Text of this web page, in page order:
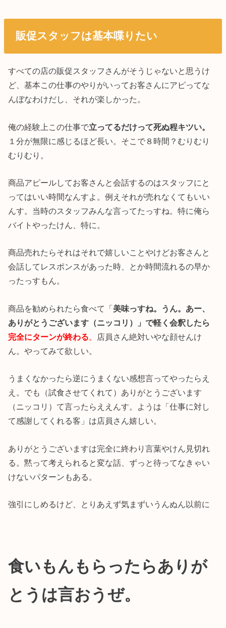
販促スタッフは基本喋りたい
すべての店の販促スタッフさんがそうじゃないと思うけ
ど、基本この仕事のやりがいってお客さんにアピってな
んぼなわけだし、それが楽しかった。
俺の経験上この仕事で立ってるだけって死ぬ程キツい。
１分が無限に感じるほど長い。そこで８時間？むりむり
むりむり。
商品アピールしてお客さんと会話するのはスタッフにと
ってはいい時間なんすよ。例えそれが売れなくてもいい
んす。当時のスタッフみんな言ってたっすね。特に俺ら
バイトやったけん、特に。
商品売れたらそれはそれで嬉しいことやけどお客さんと
会話してレスポンスがあった時、とか時間流れるの早か
ったっすもん。
商品を勧められたら食べて「美味っすね。うん。あー、
ありがとうございます（ニッコリ）」で軽く会釈したら
完全にターンが終わる。 店員さん絶対いやな顔せんけ
ん。やってみて欲しい。
うまくなかったら逆にうまくない感想言ってやったらえ
え。でも（試食させてくれて）ありがとうございます
（ニッコリ）て言ったらええんす。ようは「仕事に対し
て感謝してくれる客」は店員さん嬉しい。
ありがとうございますは完全に終わり言葉やけん見切れ
る。黙って考えられると変な話、ずっと待ってなきゃい
けないパターンもある。
強引にしめるけど、とりあえず気まずいうんぬん以前に
食いもんもらったらありが
とうは言おうぜ。